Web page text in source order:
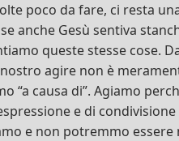
poco da fare, ci resta
anche Gesù sentiva
queste stesse cose.
agire non è
causa di”. Agiamo
e di condivisione
e non potremmo essere